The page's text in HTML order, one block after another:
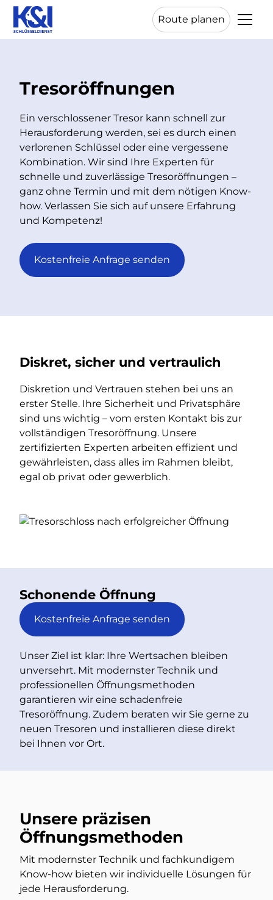
Route planen
Tresoröffnungen
Ein verschlossener Tresor kann schnell zur
Herausforderung werden, sei es durch einen
verlorenen Schlüssel oder eine vergessene
Kombination. Wir sind Ihre Experten für
schnelle und zuverlässige Tresoröffnungen –
ganz ohne Termin und mit dem nötigen Know-
how. Verlassen Sie sich auf unsere Erfahrung
und Kompetenz!
Kostenfreie Anfrage senden
Diskret, sicher und vertraulich
Diskretion und Vertrauen stehen bei uns an
erster Stelle. Ihre Sicherheit und Privatsphäre
sind uns wichtig – vom ersten Kontakt bis zur
vollständigen Tresoröffnung. Unsere
zertifizierten Experten arbeiten effizient und
gewährleisten, dass alles im Rahmen bleibt,
egal ob privat oder gewerblich.
Schonende Öffnung
Kostenfreie Anfrage senden
Unser Ziel ist klar: Ihre Wertsachen bleiben
unversehrt. Mit modernster Technik und
professionellen Öffnungsmethoden
garantieren wir eine schadenfreie
Tresoröffnung. Zudem beraten wir Sie gerne zu
neuen Tresoren und installieren diese direkt
bei Ihnen vor Ort.
Unsere präzisen
Öffnungsmethoden
Mit modernster Technik und fachkundigem
Know-how bieten wir individuelle Lösungen für
jede Herausforderung.